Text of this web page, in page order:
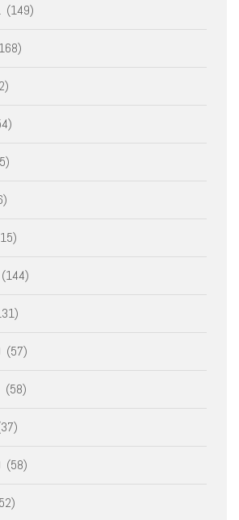
(149)
(144)
(57)
(58)
(58)